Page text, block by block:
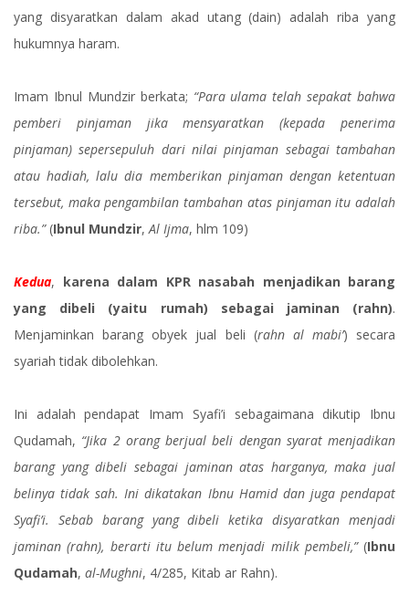
yang disyaratkan dalam akad utang (dain) adalah riba yang
hukumnya haram.
Imam Ibnul Mundzir berkata; “Para ulama telah sepakat bahwa
pemberi pinjaman jika mensyaratkan (kepada penerima
pinjaman) sepersepuluh dari nilai pinjaman sebagai tambahan
atau hadiah, lalu dia memberikan pinjaman dengan ketentuan
tersebut, maka pengambilan tambahan atas pinjaman itu adalah
riba.”(Ibnul Mundzir,Al Ijma, hlm 109)
Kedua, karena dalam KPR nasabah menjadikan barang
yang dibeli (yaitu rumah) sebagai jaminan (rahn).
Menjaminkan barang obyek jual beli (rahn al mabi’) secara
syariah tidak dibolehkan.
Ini adalah pendapat Imam Syafi’i sebagaimana dikutip Ibnu
Qudamah, “Jika 2 orang berjual beli dengan syarat menjadikan
barang yang dibeli sebagai jaminan atas harganya, maka jual
belinya tidak sah. Ini dikatakan Ibnu Hamid dan juga pendapat
Syafi’i. Sebab barang yang dibeli ketika disyaratkan menjadi
jaminan (rahn), berarti itu belum menjadi milik pembeli,”(Ibnu
Qudamah, al-Mughni, 4/285, Kitab ar Rahn).